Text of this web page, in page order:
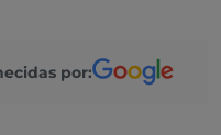
por: